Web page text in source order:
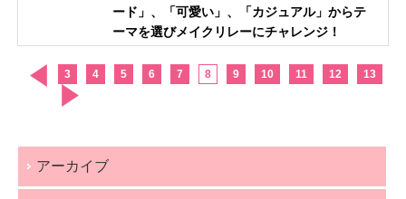
ード」、「可愛い」、「カジュアル」からテ
ーマを選びメイクリレーにチャレンジ！
3 4 5 6 7 8 9 10 11 12 13
アーカイブ